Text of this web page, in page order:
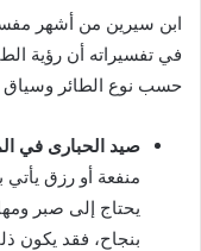
ابن سيرين من أشهر
في تفسيراته أن رؤية
حسب نوع الطائر وسياق
صيد الحبارى في
منفعة أو رزق
يحتاج إلى صبر
بنجاح، فقد يكون